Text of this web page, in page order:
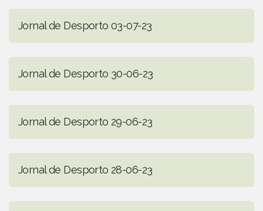
Jornal de Desporto 03-07-23
Jornal de Desporto 30-06-23
Jornal de Desporto 29-06-23
Jornal de Desporto 28-06-23